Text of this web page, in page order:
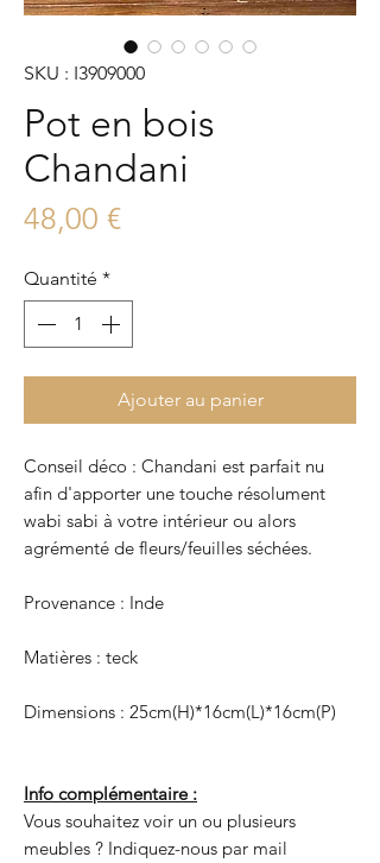
SKU : I3909000
Pot en bois
Chandani
48,00 €Prix
Quantité *
Ajouter au panier
Conseil déco : Chandani est parfait nu
afin d'apporter une touche résolument
wabi sabi à votre intérieur ou alors
agrémenté de fleurs/feuilles séchées.
Provenance : Inde
Matières : teck
Dimensions : 25cm(H)*16cm(L)*16cm(P)
Info complémentaire :
Vous souhaitez voir un ou plusieurs
meubles ? Indiquez-nous par mail